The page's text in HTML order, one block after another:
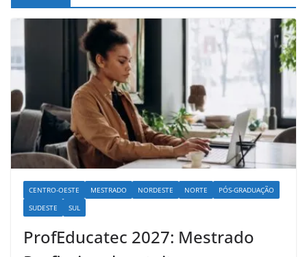
CENTRO-OESTE MESTRADO NORDESTE NORTE
PÓS-GRADUAÇÃO
SUDESTE
SUL
ProfEducatec 2027: Mestrado